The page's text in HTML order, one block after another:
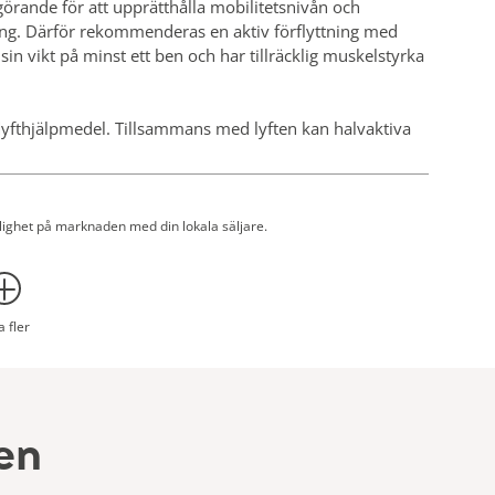
för att upprätthålla mobilitetsnivån och
Därför rekommenderas en aktiv förflyttning med
vikt på minst ett ben och har tillräcklig muskelstyrka
Tillsammans med lyften kan halvaktiva
och rehabiliteringsaktiviteter.
är tillverkade av icke-poröst material och kan
minskar det risken för att vätska tränger in och att
det lättare att välja rätt sele. Två clipsfästen på
på marknaden med din lokala säljare.
fler